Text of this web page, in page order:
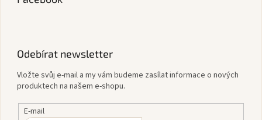
Odebírat newsletter
Vložte svůj e-mail a my vám budeme zasílat informace o nových
produktech na našem e-shopu.
E-mail